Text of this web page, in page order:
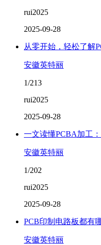
rui2025
2025-09-28
从零开始，轻松了解
安徽英特丽
1/213
rui2025
2025-09-28
一文读懂PCBA加工
安徽英特丽
1/202
rui2025
2025-09-28
PCB印制电路板都有
安徽英特丽